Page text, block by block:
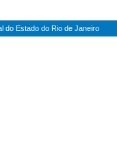
do Estado do Rio de Janeiro